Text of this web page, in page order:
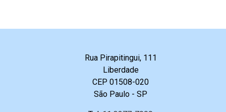
Rua Pirapitingui, 111
Liberdade
CEP 01508-020
São Paulo - SP